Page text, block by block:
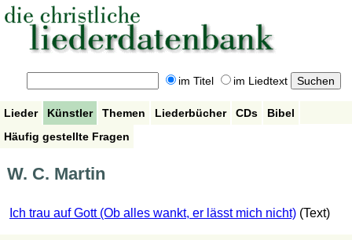
im Titel im Liedtext
Lieder Künstler Themen Liederbücher CDs
Bibel
Häufig gestellte Fragen
W. C. Martin
Ich trau auf Gott (Ob alles wankt, er lässt mich nicht) (Text)